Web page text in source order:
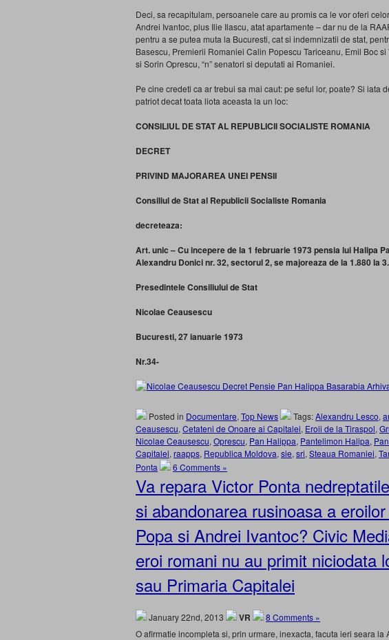
Deci, sa recapitulam, persoanele care au promis ca le vor oferi
Andrei Ivantoc, plus Ilie Ilascu, atat apartamente – dar nu de la
pentru a se putea muta la Bucuresti, cat si indemnizatii de stat,
Basescu, Premierii Romaniei Calin Popescu Tariceanu, Emil Boc
si Sorin Oprescu, “n” senatori si deputati ai Romaniei.
Pe cine credeti ca ar trebui sa mai caut: pe seful lor, poate? Si iata
patriot decat toata liota aceasta la un loc:
CONSILIUL DE STAT AL REPUBLICII SOCIALISTE ROMANIA
DECRET
PRIVIND MAJORAREA UNEI PENSII
Consiliul de Stat al Republicii Socialiste Romania
decreteaza:
Art. unic – Cu incepere de la 1 februarie 1973 pensia lui Halipa
Alexandru Donici nr. 32, sectorul 2, se majoreaza de la 1.880 la
Presedintele Consiliului de Stat
Nicolae Ceausescu
Bucuresti, 27 ianuarie 1973
Nr.34-
Posted in Documentare, Top News Tags:Alexandru Lesco,
Ceausescu, Cetateni de Onoare ai Capitalei, Eroii de la Tiraspol,
Nicolae Ceausescu, Oprescu, Pan Halippa, Pantelimon Halipa,
Capitalei, raapps, Republica Moldova, sie, sri, Steaua Romaniei,
Ponta
6 Comments »
Va repara Victor Ponta
si abandonarea rusinoasa a
Popa si Andrei Ivantoc? Civic
eroi romani nu au primit niciodata
sau Primaria Capitalei
January 22nd, 2013 VR
8 Comments »
O afirmatie incompleta si, prin urmare, inexacta, facuta ieri seara